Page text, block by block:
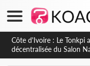
Côte d'Ivoire : PPA-CI,
prérogatives de
politique ?